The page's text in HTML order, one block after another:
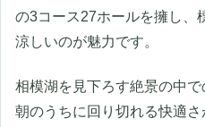
の3コース27ホールを擁し、
涼しいのが魅力です。
相模湖を見下ろす絶景の中
朝のうちに回り切れる快適